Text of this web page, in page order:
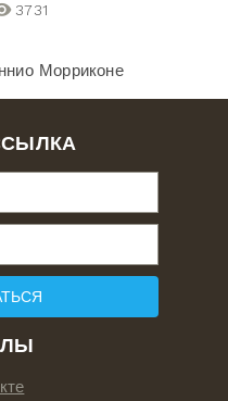
3731
Морриконе